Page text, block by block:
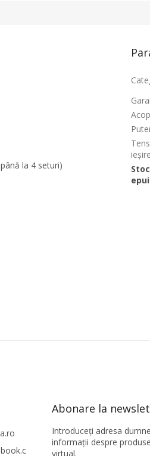
la 4 seturi)
ieșire
Abonare la
Introduceţi adresa
informaţii despre
virtual.